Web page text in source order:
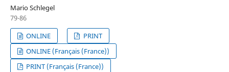
Mario Schlegel
79-86
ONLINE
PRINT
ONLINE (Français (France))
PRINT (Français (France))